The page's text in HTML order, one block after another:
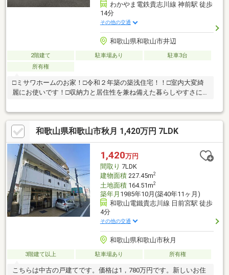
わかやま電鉄貴志川線 神前駅 徒歩
14分
その他の交通
和歌山県和歌山市井辺
2階建て 駐車場あり
駐車3台
所有権
□ミサワホームのお家！□令和２年築の築浅住宅！！□室内大変綺
麗にお使いです！□収納力と居住性を兼ね備えた暮らしやすさに
和歌山県和歌山市秋月 1,420万円 7LDK
1,420万円
間取り 7LDK
建物面積227.45m2
土地面積164.51m2
築年月 1985年10月(築40年11ヶ月)
和歌山電鐵貴志川線 日前宮駅 徒歩
4分
その他の交通
和歌山県和歌山市秋月
3階建て以上 駐車場あり 所有権
こちらは中古の戸建てです。価格は1，780万円です。新しいお住